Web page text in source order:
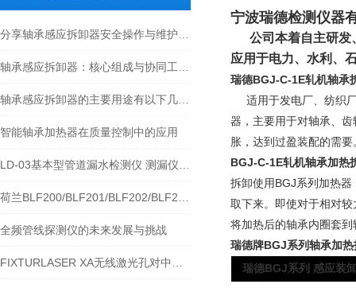
智能轴承加热器在质量控制中的应用
全频管线探测仪的未来发展与挑战
宁波瑞德检测仪器
公司本着自主研发
应用于电力、水利、
瑞德BGJ-C-1E轧机轴承
适用于发电厂、纺织
器，主要用于对轴承、
胀，达到过盈装配的需要
BGJ-C-1E轧机轴承加热
拆卸使用BGJ系列加热
取下来。即使对于相对
将加热后的轴承内圈套
瑞德牌BGJ系列轴承加
瑞德BGJ系列 感应装